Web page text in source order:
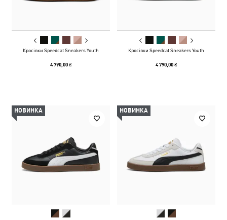
Кросівки Speedcat Sneakers Youth
4 790,00 ₴
Кросівки Speedcat Sneakers Youth
4 790,00 ₴
НОВИНКА НОВИНКА